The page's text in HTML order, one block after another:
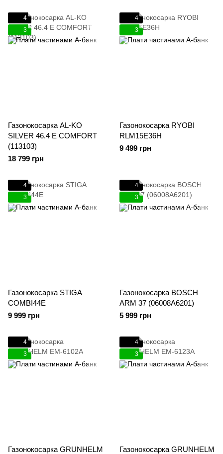
4
3
Газонокосарка AL-KO
SILVER 46.4 E COMFORT
(113103)
18 799 грн
4
3
Газонокосарка RYOBI
RLM15E36H
9 499 грн
4
3
Газонокосарка STIGA
COMBI44E
9 999 грн
4
3
Газонокосарка BOSCH
ARM 37 (06008A6201)
5 999 грн
4
3
Газонокосарка GRUNHELM
4
3
Газонокосарка GRUNHELM